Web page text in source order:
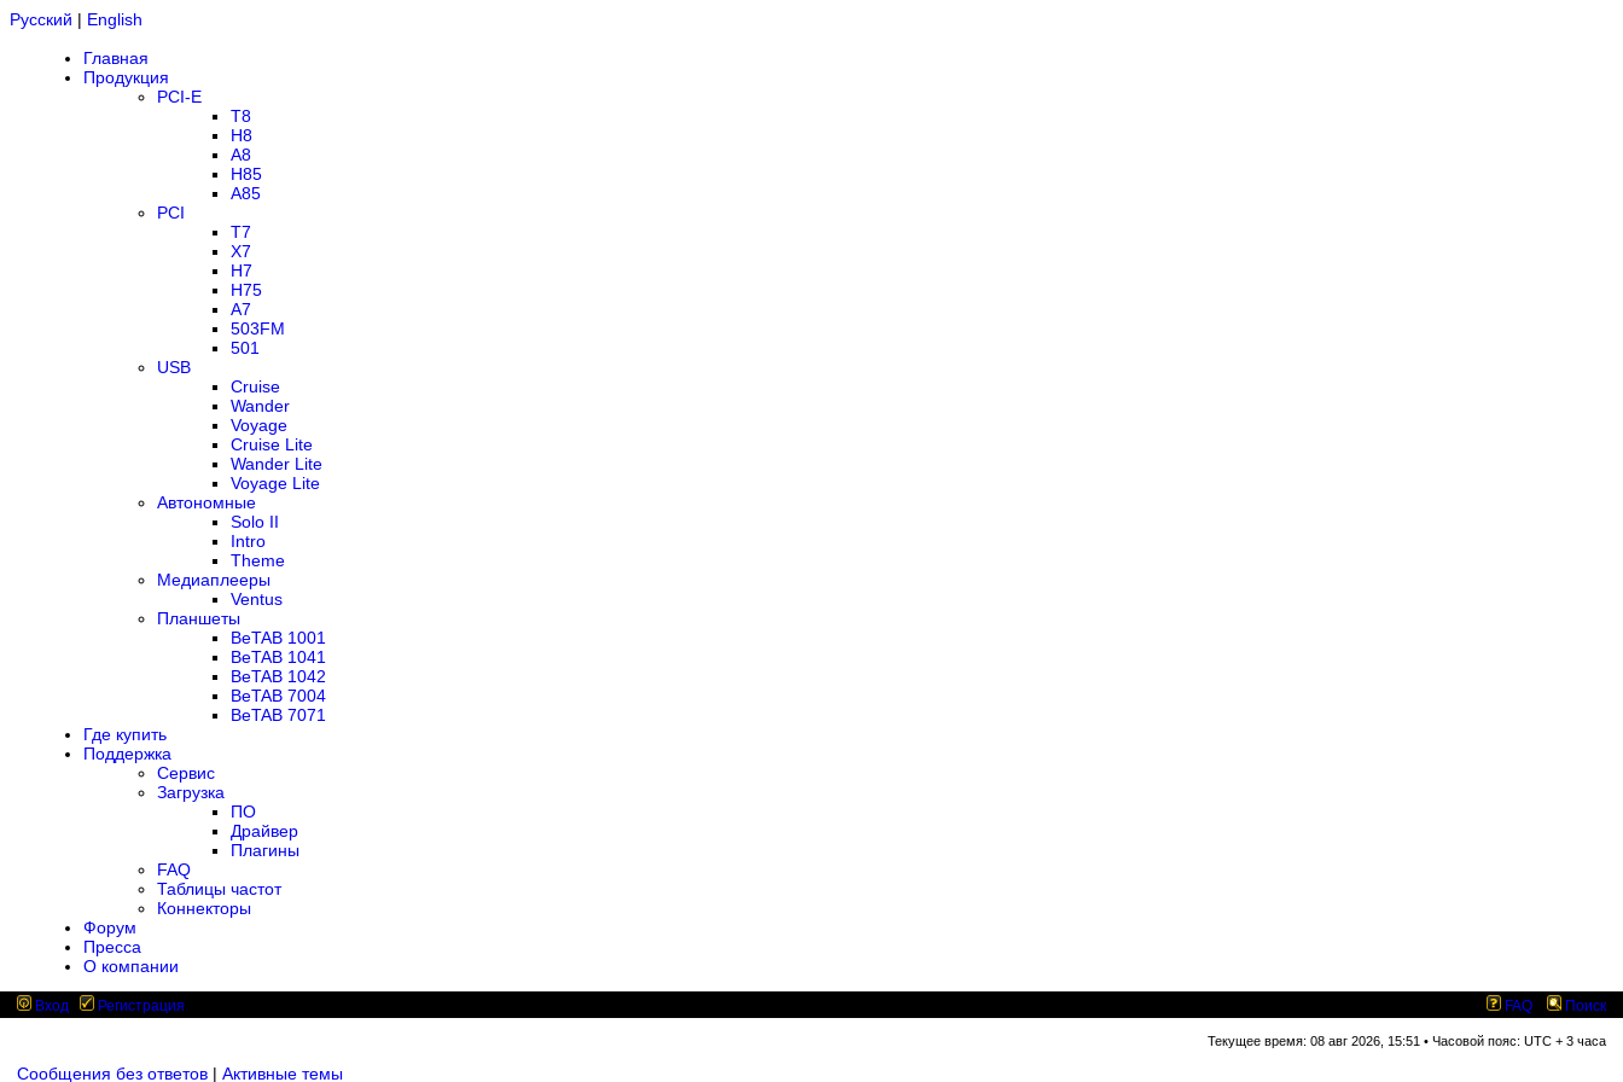
Русский | English
Главная
Продукция
PCI-E
T8
H8
A8
H85
A85
PCI
T7
X7
H7
H75
A7
503FM
501
USB
Cruise
Wander
Voyage
Cruise Lite
Wander Lite
Voyage Lite
Автономные
Solo II
Intro
Theme
Медиаплееры
Ventus
Планшеты
BeTAB 1001
BeTAB 1041
BeTAB 1042
BeTAB 7004
BeTAB 7071
Где купить
Поддержка
Сервис
Загрузка
ПО
Драйвер
Плагины
FAQ
Таблицы частот
Коннекторы
Форум
Пресса
О компании
Вход Регистрация FAQ Поиск
Текущее время: 08 авг 2026, 15:51 • Часовой пояс: UTC + 3 часа
Сообщения без ответов | Активные темы